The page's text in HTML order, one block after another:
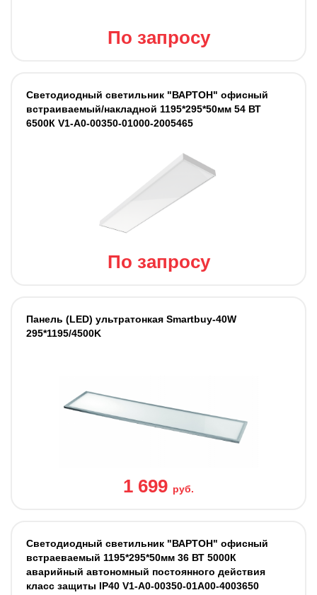
По запросу
Светодиодный светильник "ВАРТОН" офисный
встраиваемый/накладной 1195*295*50мм 54 ВТ
6500К V1-A0-00350-01000-2005465
По запросу
Панель (LED) ультратонкая Smartbuy-40W
295*1195/4500K
1 699 руб.
Светодиодный светильник "ВАРТОН" офисный
встраеваемый 1195*295*50мм 36 ВТ 5000К
аварийный автономный постоянного действия
класс защиты IP40 V1-A0-00350-01A00-4003650